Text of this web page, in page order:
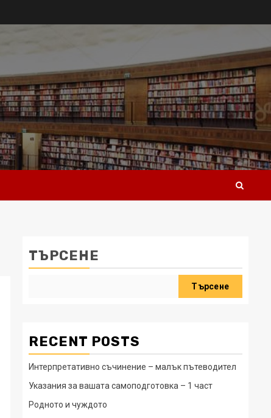
ТЪРСЕНЕ
Търсене
RECENT POSTS
Интерпретативно съчинение – малък пътеводител
Указания за вашата самоподготовка – 1 част
Родното и чуждото